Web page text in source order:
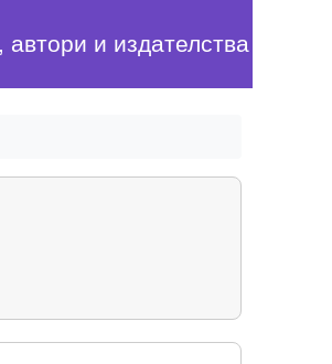
автори и издателства